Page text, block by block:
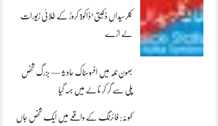
کلرسیداں ڈکیتی‘ڈاکو1 کروڑ کے طلائی زیورات
لے اڑے
بھون نلہ میں افسوسناک حادثہ — بزرگ شخص
پلی سے گر کر نالے میں بہہ گیا
کہوٹہ: فائرنگ کے واقعے میں ایک شخص جاں